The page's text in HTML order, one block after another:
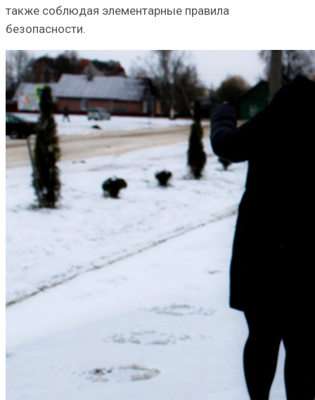
также соблюдая элементарные правила
безопасности.